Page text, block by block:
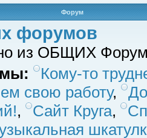
Форум
форумов
из ОБЩИХ
Кому-то
свою работу,
, Сайт Круга,